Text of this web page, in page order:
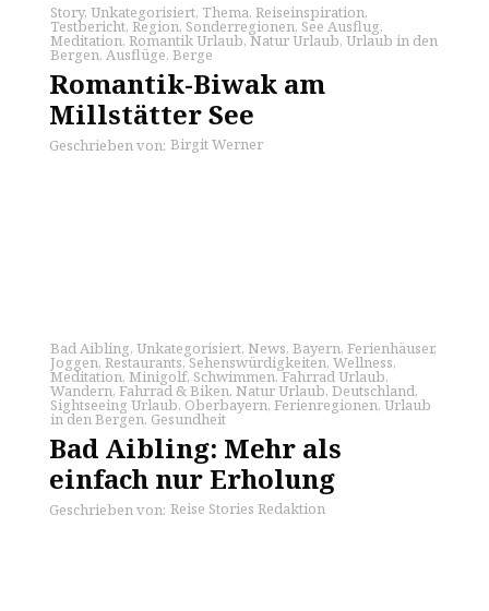
Story, Unkategorisiert, Thema, Reiseinspiration,
Testbericht, Region, Sonderregionen, See Ausflug,
Meditation, Romantik Urlaub,Natur Urlaub, Urlaub in den
Bergen, Ausflüge, Berge
Romantik-Biwak am
Millstätter See
Geschrieben von: Birgit Werner
Bad Aibling, Unkategorisiert, News, Bayern, Ferienhäuser,
Joggen, Restaurants,Sehenswürdigkeiten, Wellness,
Meditation, Minigolf, Schwimmen,Fahrrad Urlaub,
Wandern, Fahrrad & Biken, Natur Urlaub, Deutschland,
Sightseeing Urlaub, Oberbayern, Ferienregionen, Urlaub
in den Bergen, Gesundheit
Bad Aibling: Mehr als
einfach nur Erholung
Geschrieben von: Reise Stories Redaktion